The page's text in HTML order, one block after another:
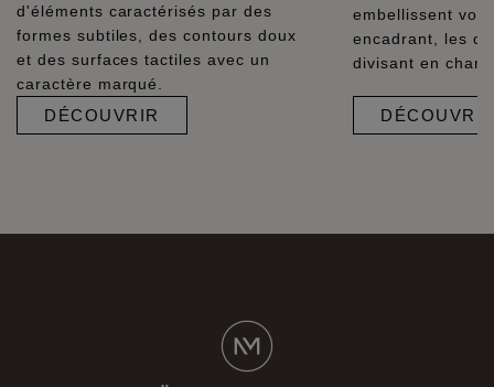
d'éléments caractérisés par des
formes subtiles, des contours doux
et des surfaces tactiles avec un
caractère marqué.
DÉCOUVRIR
embellissent vos
encadrant, les
divisant en